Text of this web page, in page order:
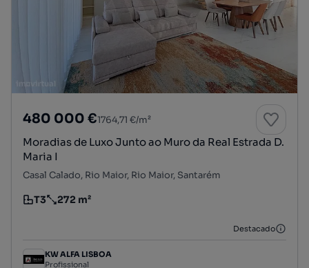
480 000 €1764,71 €/m²
Moradias de Luxo Junto ao Muro da Real Estrada D.
Maria I
Casal Calado, Rio Maior, Rio Maior, Santarém
Tipologia
T3
Preço por metro quadrado
272 m²
Destacado
KW ALFA LISBOA
Profissional